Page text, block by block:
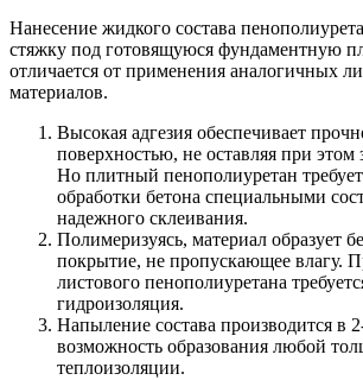
Нанесение жидкого состава
стяжку под готовящуюся фундаментную
отличается от применения аналогичных
материалов.
Высокая адгезия обеспечивает
поверхностью, не оставляя при этом
Но плитный пенополиуретан
обработки бетона специальными
надежного склеивания.
Полимеризуясь, материал образует
покрытие, не пропускающее влагу.
листового пенополиуретана
гидроизоляция.
Напыление состава производится в
возможность образования любой
теплоизоляции.